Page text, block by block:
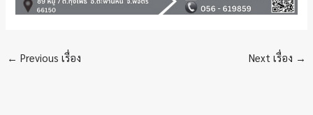
← Previous เรื่อง Next เรื่อง →